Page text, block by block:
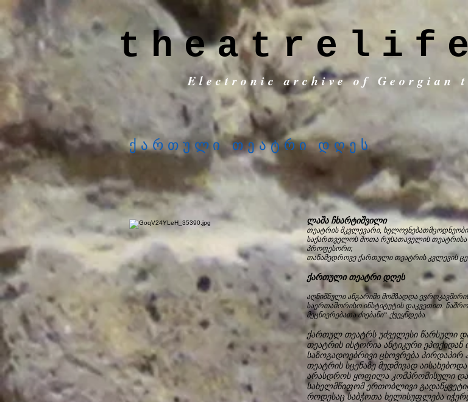
Electronic archive of Georgian
ქართული თეატრი დღეს
ლაშა ჩხარტიშვილი
თეატრის მკვლევარი,
საქართველოს შოთა რუსათაველის თეატრისა
პროფესორი;
თანამედროვე ქართული თეატრის კვლევის
ქართული თეატრი დღეს
აღნიშნული ანგარიში მომზადდა
საერთაშორისო ინსტიტუტის დაკვეთით.
მეცნიერებათა ძიებანი“ ქვეყნდება.
ქართულ თეატრს უძველესი წარსული
თეატრის ისტორია ანტიკური ეპოქიდან
საზოგადოებრივი ცხოვრება პირდაპირ
თეატრის სცენაზე მუდმივად
არასდროს ყოფილა კომპრომისული და
სახელმწიფომ ერთობლივი
როდესაც საბჭოთა ხელისუფლება